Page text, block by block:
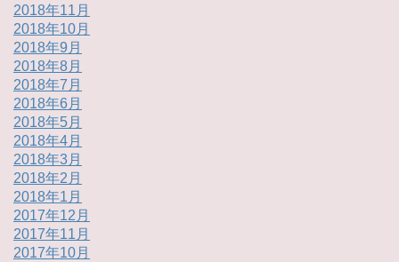
2018年11月
2018年10月
2018年9月
2018年8月
2018年7月
2018年6月
2018年5月
2018年4月
2018年3月
2018年2月
2018年1月
2017年12月
2017年11月
2017年10月